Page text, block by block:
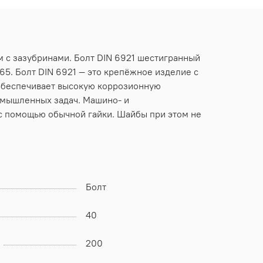
зазубринами. Болт DIN 6921 шестигранный
Болт DIN 6921 — это крепёжное изделие с
высокую коррозионную
задач. Машино- и
с помощью обычной гайки. Шайбы при этом не
Болт
40
200